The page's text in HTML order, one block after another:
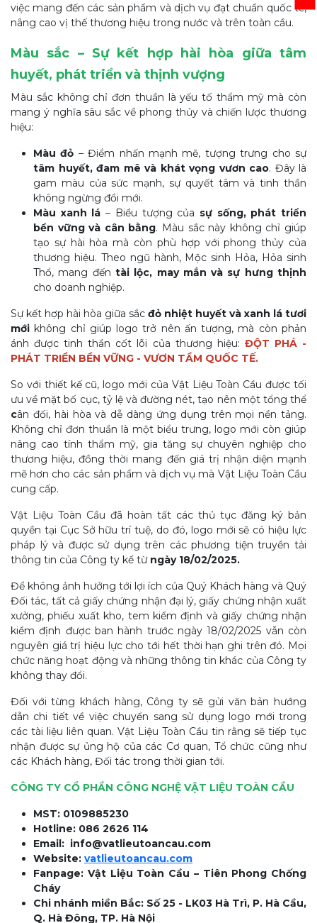
việc mang đến các sản phẩm và dịch vụ đạt chuẩn quốc tế,
nâng cao vị thế thương hiệu trong nước và trên toàn cầu.
Màu sắc – Sự kết hợp hài hòa giữa tâm
huyết, phát triển và thịnh vượng
Màu sắc không chỉ đơn thuần là yếu tố thẩm mỹ mà còn
mang ý nghĩa sâu sắc về phong thủy và chiến lược thương
hiệu:
Màu đỏ – Điểm nhấn mạnh mẽ, tượng trưng cho sự
tâm huyết, đam mê và khát vọng vươn cao. Đây là
gam màu của sức mạnh, sự quyết tâm và tinh thần
không ngừng đổi mới.
Màu xanh lá – Biểu tượng của sự sống, phát triển
bền vững và cân bằng. Màu sắc này không chỉ giúp
tạo sự hài hòa mà còn phù hợp với phong thủy của
thương hiệu. Theo ngũ hành, Mộc sinh Hỏa, Hỏa sinh
Thổ, mang đến tài lộc, may mắn và sự hưng thịnh
cho doanh nghiệp.
Sự kết hợp hài hòa giữa sắc đỏ nhiệt huyết và xanh lá tươi
mới không chỉ giúp logo trở nên ấn tượng, mà còn phản
ánh được tinh thần cốt lõi của thương hiệu: ĐỘT PHÁ -
PHÁT TRIỂN BỀN VỮNG - VƯƠN TẦM QUỐC TẾ.
So với thiết kế cũ, logo mới của Vật Liệu Toàn Cầu được tối
ưu về mặt bố cục, tỷ lệ và đường nét, tạo nên một tổng thể
cân đối, hài hòa và dễ dàng ứng dụng trên mọi nền tảng.
Không chỉ đơn thuần là một biểu trưng, logo mới còn giúp
nâng cao tính thẩm mỹ, gia tăng sự chuyên nghiệp cho
thương hiệu, đồng thời mang đến giá trị nhận diện mạnh
mẽ hơn cho các sản phẩm và dịch vụ mà Vật Liệu Toàn Cầu
cung cấp.
Vật Liệu Toàn Cầu đã hoàn tất các thủ tục đăng ký bản
quyền tại Cục Sở hữu trí tuệ, do đó, logo mới sẽ có hiệu lực
pháp lý và được sử dụng trên các phương tiện truyền tải
thông tin của Công ty kể từ ngày 18/02/2025.
Để không ảnh hưởng tới lợi ích của Quý Khách hàng và Quý
Đối tác, tất cả giấy chứng nhận đại lý, giấy chứng nhận xuất
xưởng, phiếu xuất kho, tem kiểm định và giấy chứng nhận
kiểm định được ban hành trước ngày 18/02/2025 vẫn còn
nguyên giá trị hiệu lực cho tới hết thời hạn ghi trên đó. Mọi
chức năng hoạt động và những thông tin khác của Công ty
không thay đổi.
Đối với từng khách hàng, Công ty sẽ gửi văn bản hướng
dẫn chi tiết về việc chuyển sang sử dụng logo mới trong
các tài liệu liên quan. Vật Liệu Toàn Cầu tin rằng sẽ tiếp tục
nhận được sự ủng hộ của các Cơ quan, Tổ chức cũng như
các Khách hàng, Đối tác trong thời gian tới.
CÔNG TY CỔ PHẦN CÔNG NGHỆ VẬT LIỆU TOÀN CẦU
MST: 0109885230
Hotline: 086 2626 114
Email: info@vatlieutoancau.com
Website: vatlieutoancau.com
Fanpage: Vật Liệu Toàn Cầu – Tiên Phong Chống
Cháy
Chi nhánh miền Bắc: Số 25 - LK03 Hà Trì, P. Hà Cầu,
Q. Hà Đông, TP. Hà Nội